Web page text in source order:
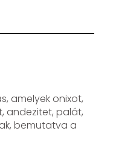
amelyek onixot,
andezitet, palát,
bemutatva a